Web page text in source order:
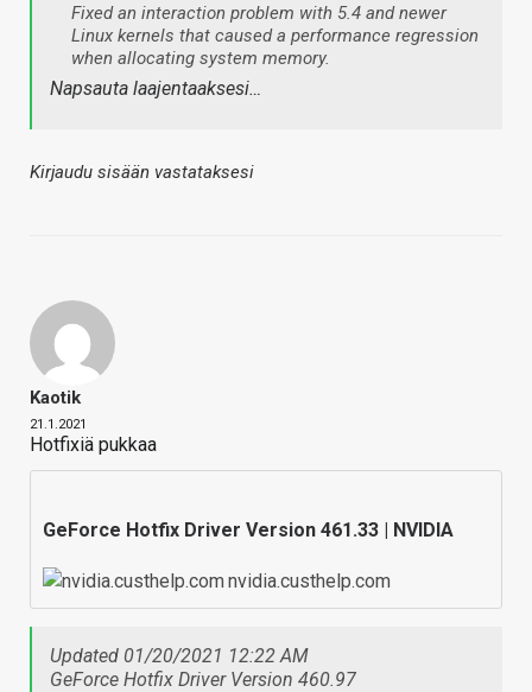
Fixed an interaction problem with 5.4 and newer
Linux kernels that caused a performance regression
when allocating system memory.
Napsauta laajentaaksesi…
Kirjaudu sisään vastataksesi
Kaotik
21.1.2021
Hotfixiä pukkaa
GeForce Hotfix Driver Version 461.33 | NVIDIA
nvidia.custhelp.com
Updated 01/20/2021 12:22 AM
GeForce Hotfix Driver Version 460.97